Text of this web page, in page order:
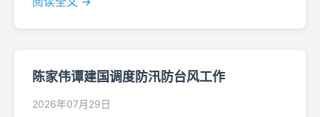
陈家伟谭建国调度防汛防台风工作
2026年07月29日